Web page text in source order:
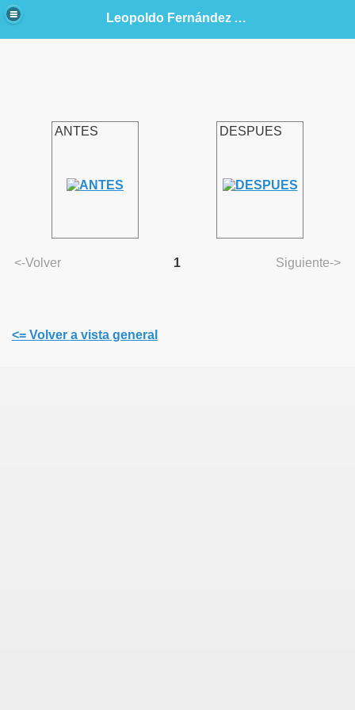
head>
Leopoldo Fernández Alonso. Angiología y Cirugía Vascular
ANTES DESPUES
<-Volver 1 Siguiente->
<= Volver a vista general